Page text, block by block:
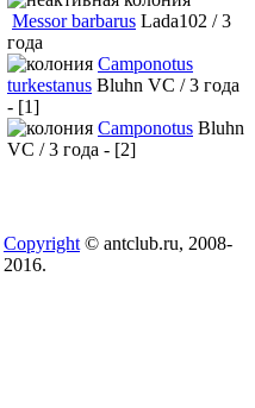
Messor barbarus Lada102 / 3
года
Camponotus
turkestanus Bluhn VC / 3 года
- [1]
Camponotus Bluhn
VC / 3 года - [2]
Copyright © antclub.ru, 2008-
2016.